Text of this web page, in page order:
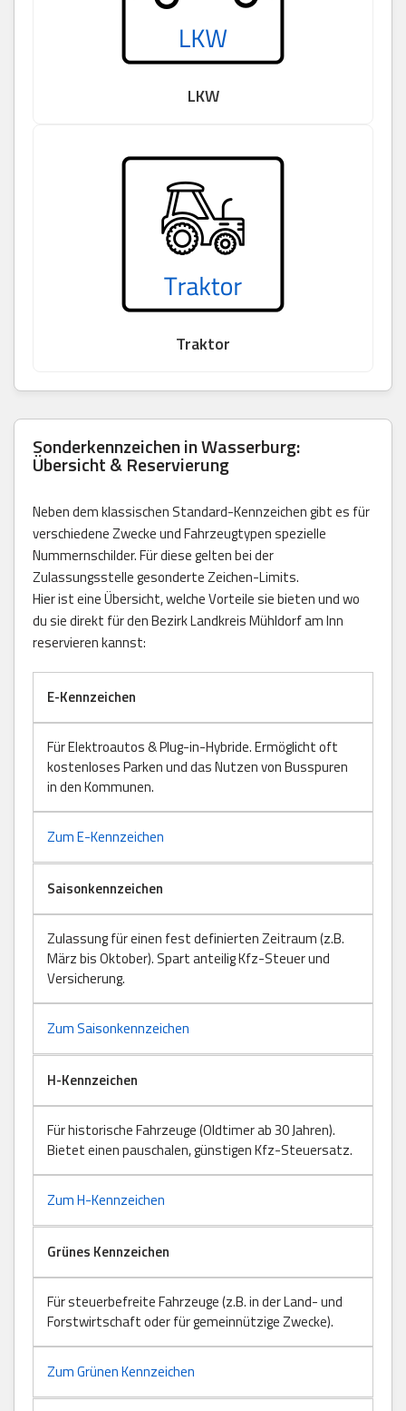
LKW
Traktor
Sonderkennzeichen in Wasserburg:
Übersicht & Reservierung
Neben dem klassischen Standard-Kennzeichen gibt es für
verschiedene Zwecke und Fahrzeugtypen spezielle
Nummernschilder. Für diese gelten bei der
Zulassungsstelle gesonderte Zeichen-Limits.
Hier ist eine Übersicht, welche Vorteile sie bieten und wo
du sie direkt für den Bezirk Landkreis Mühldorf am Inn
reservieren kannst:
E-Kennzeichen
Für Elektroautos & Plug-in-Hybride. Ermöglicht oft
kostenloses Parken und das Nutzen von Busspuren
in den Kommunen.
Zum E-Kennzeichen
Saisonkennzeichen
Zulassung für einen fest definierten Zeitraum (z.B.
März bis Oktober). Spart anteilig Kfz-Steuer und
Versicherung.
Zum Saisonkennzeichen
H-Kennzeichen
Für historische Fahrzeuge (Oldtimer ab 30 Jahren).
Bietet einen pauschalen, günstigen Kfz-Steuersatz.
Zum H-Kennzeichen
Grünes Kennzeichen
Für steuerbefreite Fahrzeuge (z.B. in der Land- und
Forstwirtschaft oder für gemeinnützige Zwecke).
Zum Grünen Kennzeichen